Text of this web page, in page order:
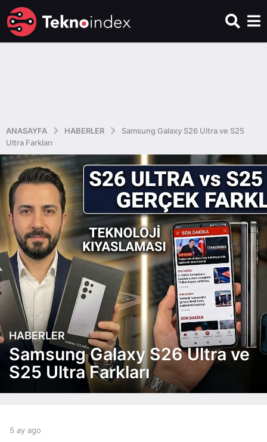
ANASAYFA HABERLER
Samsung Galaxy S26 Ultra ve S25
Ultra Farkları
5
a
y
a
y
HABERLER
Samsung Galaxy S26 Ultra ve
S25 Ultra Farkları
b
5 ay ago